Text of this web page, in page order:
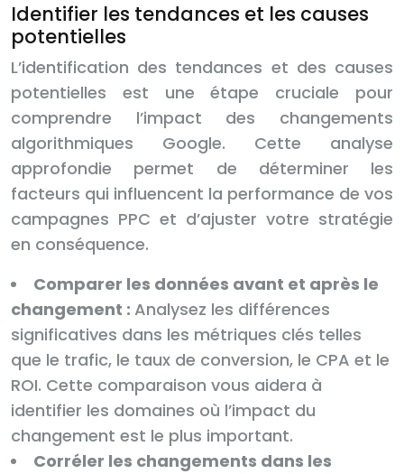
Identifier les tendances et les causes
potentielles
L’identification des tendances et des causes
potentielles est une étape cruciale pour
comprendre l’impact des changements
algorithmiques Google. Cette analyse
approfondie permet de déterminer les
facteurs qui influencent la performance de vos
campagnes PPC et d’ajuster votre stratégie
en conséquence.
Comparer les données avant et après le
changement : Analysez les différences
significatives dans les métriques clés telles
que le trafic, le taux de conversion, le CPA et le
ROI. Cette comparaison vous aidera à
identifier les domaines où l’impact du
changement est le plus important.
Corréler les changements dans les